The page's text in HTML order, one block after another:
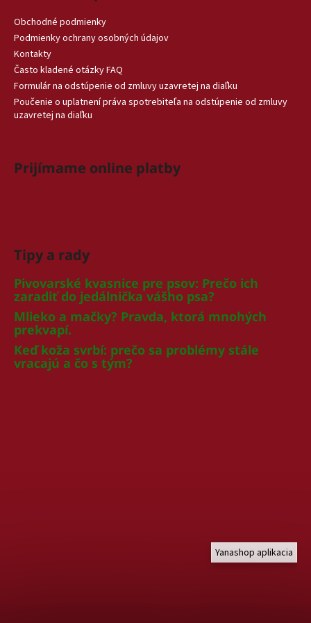
Obchodné podmienky
Podmienky ochrany osobných údajov
Kontakty
Často kladené otázky FAQ
Formulár na odstúpenie od zmluvy uzavretej na diaľku
Poučenie o uplatnení práva spotrebiteľa na odstúpenie od zmluvy
uzavretej na diaľku
Prijímame online platby
Tipy a rady
Pivovarské kvasnice pre psov: Prečo ich
zaradiť do jedálnička vášho psa?
Mlieko a mačky? Pravda, ktorá mnohých
prekvapí.
Keď koža svrbí: prečo sa problémy stále
vracajú a čo s tým?
Yanashop aplikacia